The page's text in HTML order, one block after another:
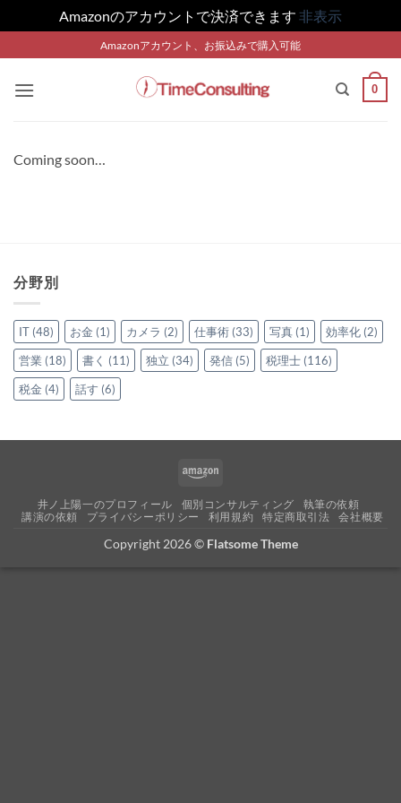
Amazonのアカウントで決済できます 非表示
to
content
Amazonアカウント、お振込みで購入可能
0
Coming soon…
分野別
IT (48) お金 (1) カメラ (2) 仕事術 (33) 写真 (1) 効率化 (2)
営業 (18) 書く (11) 独立 (34) 発信 (5) 税理士 (116)
税金 (4) 話す (6)
Amazon
井ノ上陽一のプロフィール 個別コンサルティング
執筆の依頼
講演の依頼
プライバシーポリシー 利用規約 特定商取引法 会社概要
Copyright 2026 © Flatsome Theme